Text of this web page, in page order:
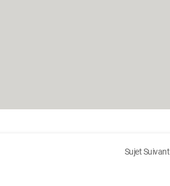
Sujet Suivant